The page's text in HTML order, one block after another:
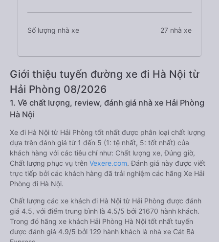
Số lượng nhà xe 27 nhà xe
Giới thiệu tuyến đường xe đi Hà Nội từ
Hải Phòng 08/2026
1. Về chất lượng, review, đánh giá nhà xe Hải Phòng
Hà Nội
Xe đi Hà Nội từ Hải Phòng tốt nhất được phân loại chất lượng
dựa trên đánh giá từ 1 đến 5 (1: tệ nhất, 5: tốt nhất) của
khách hàng với các tiêu chí như: Chất lượng xe, Đúng giờ,
Chất lượng phục vụ trên Vexere.com. Đánh giá này được viết
trực tiếp bởi các khách hàng đã trải nghiệm các hãng Xe Hải
Phòng đi Hà Nội.
Chất lượng các xe khách đi Hà Nội từ Hải Phòng được đánh
giá 4.5, với điểm trung bình là 4.5/5 bởi 21670 hành khách.
Trong đó hãng xe khách Hải Phòng Hà Nội tốt nhất tuyến
được đánh giá 4.9/5 bởi 129 hành khách là nhà xe Cát Bà